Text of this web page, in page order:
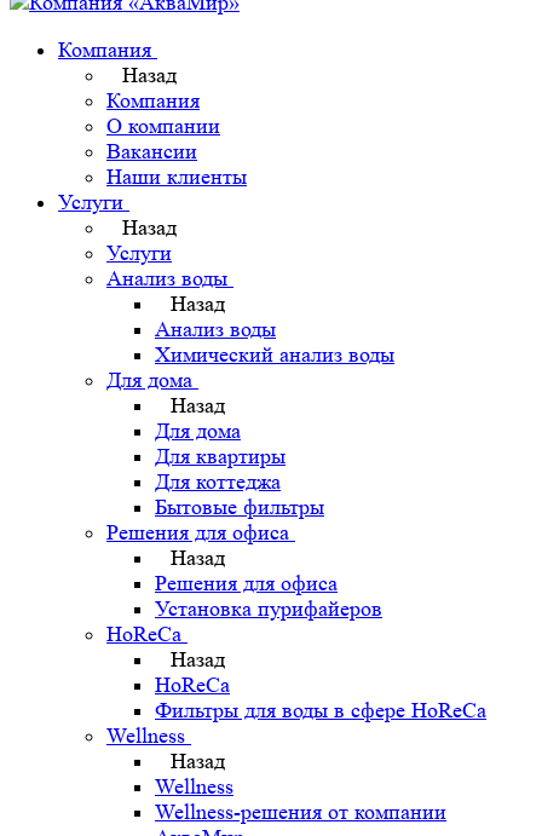
Компания
Назад
Компания
О компании
Вакансии
Наши клиенты
Услуги
Назад
Услуги
Анализ воды
Назад
Анализ воды
Химический анализ воды
Для дома
Назад
Для дома
Для квартиры
Для коттеджа
Бытовые фильтры
Решения для офиса
Назад
Решения для офиса
Установка пурифайеров
HoReCa
Назад
HoReCa
Фильтры для воды в сфере HoReCa
Wellness
Назад
Wellness
Wellness-решения от компании